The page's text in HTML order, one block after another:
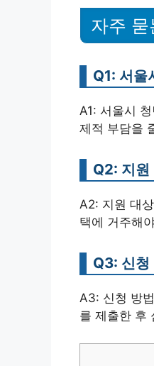
자주 묻
Q1: 서울
A1: 서울시
제적 부담을
Q2: 지원
A2: 지원 대
택에 거주해
Q3: 신청
A3: 신청 방
를 제출한 후